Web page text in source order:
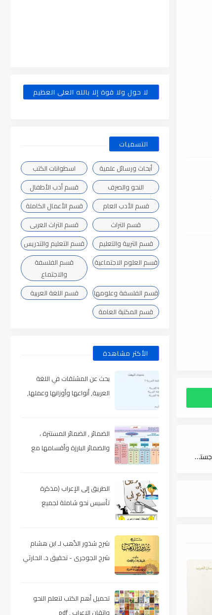
الأدلة النحوية الإجمالية في شرح أبن عصفور الكبير على جمل الزجاجي - ماجستير , pdf
لا حول ولا قوة إلا بالله العلى العظيم
التسميات
أبحاث ورسائل علمية
اسطوانات الكتب
النحو والصرف
قسم أدب الأطفال
قسم الأدب العام
قسم الأعمال الكاملة
قسم التراث
قسم التراث العربى
قسم التربية والتعليم
قسم التعليم والتدريس
قسم العلوم الاجتماعية
قسم الفلسفة
والاجتماع
قسم الفلسفة وعلومها
قسم اللغة العربية
قسم المكتبة العامة
الأكثر مشاهدة
بحث عن المشتقات في اللغة
العربية, أنواعها وأوزانها وعملها,
الضمائر , الضمائر المستترة ،
والضمائر البارزة وأقسامها مع
الطريق إلى الإعراب (مذكرة
تأسيس نحو شاملة لجميع
شرح شذور الذّهب لـ ابن هشام
شرح الجوجرى - تحقيق د. الحارثي
تحميل أهم الكتب لتعلم النحو
واتقان الإعراب , pdf